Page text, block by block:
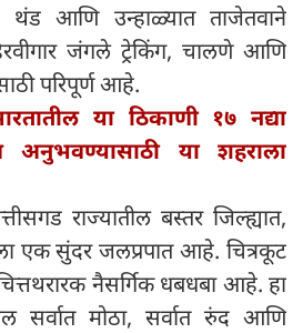
थंड आणि उन्हाळ्यात ताजेतवाने
जंगले ट्रेकिंग, चालणे आणि
परिपूर्ण आहे.
या ठिकाणी १७ नद्या
अनुभवण्यासाठी या शहराला
राज्यातील बस्तर जिल्ह्यात,
एक सुंदर जलप्रपात आहे. चित्रकूट
नैसर्गिक धबधबा आहे. हा
सर्वात मोठा, सर्वात रुंद आणि